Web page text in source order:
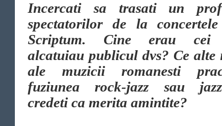
Incercati sa trasati un
spectatorilor de la
Scriptum. Cine erau cei
alcatuiau publicul dvs? Ce alte
ale muzicii romanesti
fuziunea rock-jazz sau
credeti ca merita amintite?